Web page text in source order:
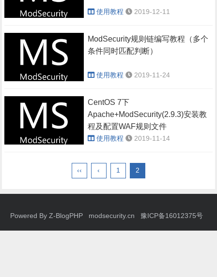
使用教程 2019-12-11
ModSecurity规则链编写教程（多个
条件同时匹配判断）
使用教程 2019-11-24
CentOS 7下
Apache+ModSecurity(2.9.3)安装教
程及配置WAF规则文件
使用教程 2019-11-14
‹‹ ‹ 1 2
Powered By Z-BlogPHPmodsecurity.cn 豫ICP备16012375号